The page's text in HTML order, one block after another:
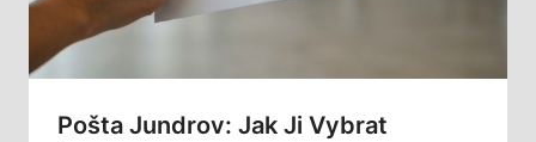
Pošta Jundrov: Jak Ji Vybrat